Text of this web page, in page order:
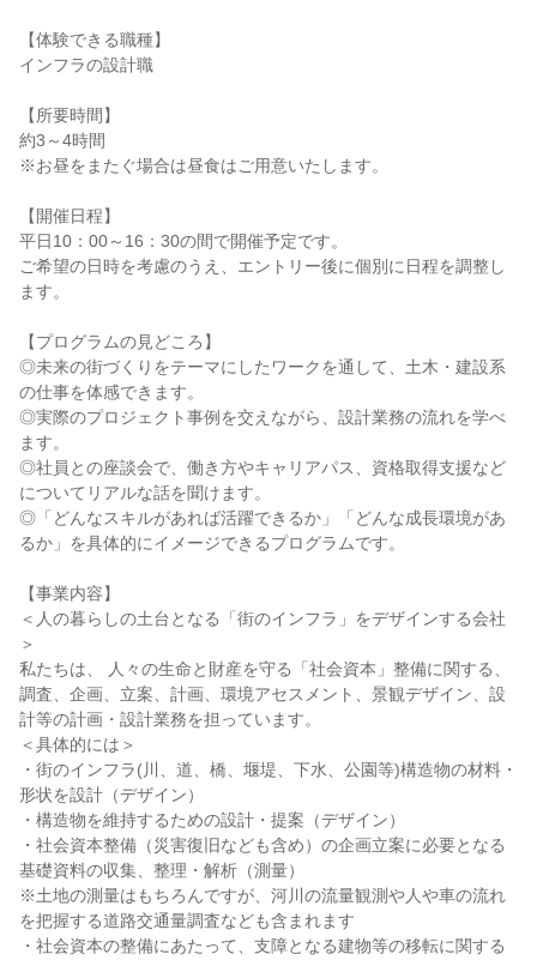
【体験できる職種】
インフラの設計職
【所要時間】
約3～4時間
※お昼をまたぐ場合は昼食はご用意いたします。
【開催日程】
平日10：00～16：30の間で開催予定です。
ご希望の日時を考慮のうえ、エントリー後に個別に日程を調整し
ます。
【プログラムの見どころ】
◎未来の街づくりをテーマにしたワークを通して、土木・建設系
の仕事を体感できます。
◎実際のプロジェクト事例を交えながら、設計業務の流れを学べ
ます。
◎社員との座談会で、働き方やキャリアパス、資格取得支援など
についてリアルな話を聞けます。
◎「どんなスキルがあれば活躍できるか」「どんな成長環境があ
るか」を具体的にイメージできるプログラムです。
【事業内容】
＜人の暮らしの土台となる「街のインフラ」をデザインする会社
＞
私たちは、 人々の生命と財産を守る「社会資本」整備に関する、
調査、企画、立案、計画、環境アセスメント、景観デザイン、設
計等の計画・設計業務を担っています。
＜具体的には＞
・街のインフラ(川、道、橋、堰堤、下水、公園等)構造物の材料・
形状を設計（デザイン）
・構造物を維持するための設計・提案（デザイン）
・社会資本整備（災害復旧なども含め）の企画立案に必要となる
基礎資料の収集、整理・解析（測量）
※土地の測量はもちろんですが、河川の流量観測や人や車の流れ
を把握する道路交通量調査なども含まれます
・社会資本の整備にあたって、支障となる建物等の移転に関する